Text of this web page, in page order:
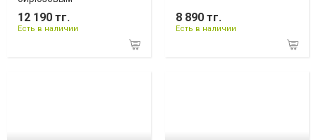
12 190 тг.
Есть в наличии
8 890 тг.
Есть в наличии